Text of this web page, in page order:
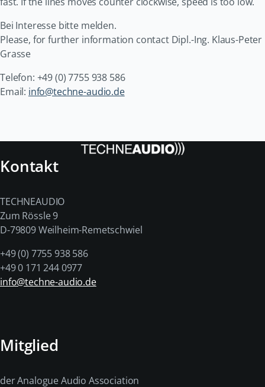
Bei Interesse bitte melden.
Please, for further information contact Dipl.-Ing. Klaus-Peter
Grasse
Telefon: +49 (0) 7755 938 586
Email: info@techne-audio.de
Kontakt
TECHNEAUDIO
Zum Rössle 9
D-79809 Weilheim-Remetschwiel
+49 (0) 7755 938 586
+49 0 171 244 0977
info@techne-audio.de
Mitglied
der Analogue Audio Association